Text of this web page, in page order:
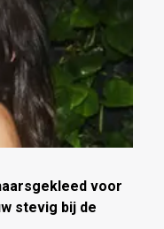
voor
stevig bij de